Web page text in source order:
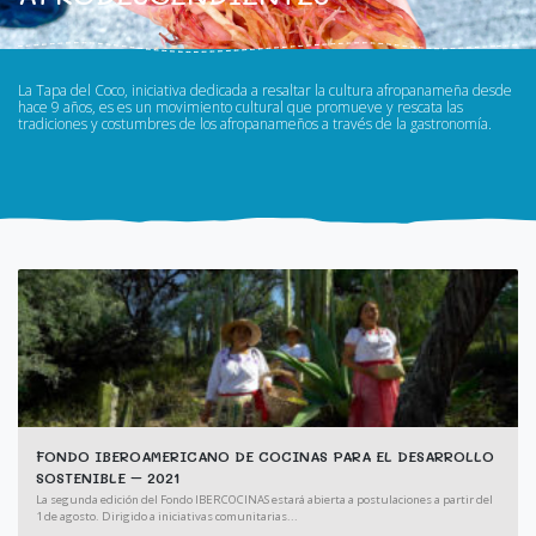
La Tapa del Coco, iniciativa dedicada a resaltar la cultura afropanameña desde
hace 9 años, es es un movimiento cultural que promueve y rescata las
tradiciones y costumbres de los afropanameños a través de la gastronomía.
FONDO IBEROAMERICANO DE COCINAS PARA EL DESARROLLO
SOSTENIBLE – 2021
La segunda edición del Fondo IBERCOCINAS estará abierta a postulaciones a partir del
1 de agosto. Dirigido a iniciativas comunitarias...